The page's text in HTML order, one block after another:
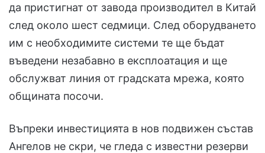
да пристигнат от завода производител в Китай
след около шест седмици. След оборудването
им с необходимите системи те ще бъдат
въведени незабавно в експлоатация и ще
обслужват линия от градската мрежа, която
общината посочи.
Въпреки инвестицията в нов подвижен състав
Ангелов не скри, че гледа с известни резерви